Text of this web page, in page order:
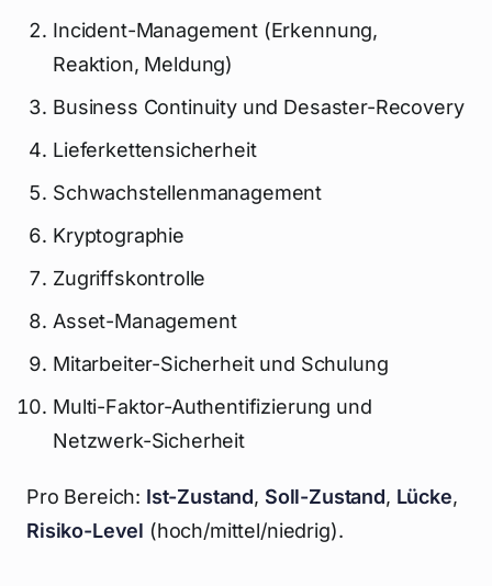
Incident-Management (Erkennung,
Reaktion, Meldung)
Business Continuity und Desaster-Recovery
Lieferkettensicherheit
Schwachstellenmanagement
Kryptographie
Zugriffskontrolle
Asset-Management
Mitarbeiter-Sicherheit und Schulung
Multi-Faktor-Authentifizierung und
Netzwerk-Sicherheit
Pro Bereich: Ist-Zustand, Soll-Zustand, Lücke,
Risiko-Level (hoch/mittel/niedrig).